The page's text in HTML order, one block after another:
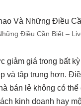
Điều Cần Biết –
giá trong bất
và tập trung hơn.
bán lẻ không có
kinh doanh hay